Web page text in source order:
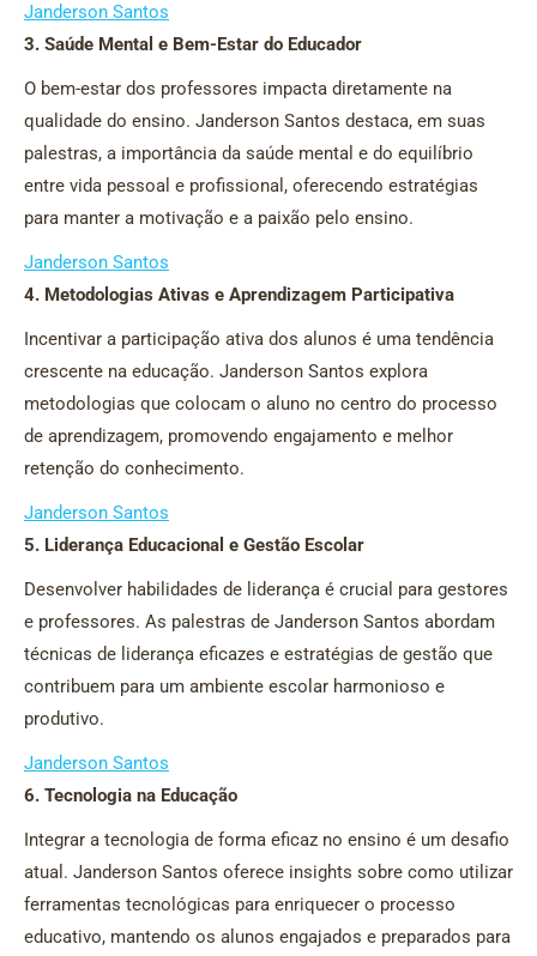
Janderson Santos
3. Saúde Mental e Bem-Estar do Educador
O bem-estar dos professores impacta diretamente na
qualidade do ensino. Janderson Santos destaca, em suas
palestras, a importância da saúde mental e do equilíbrio
entre vida pessoal e profissional, oferecendo estratégias
para manter a motivação e a paixão pelo ensino.
Janderson Santos
4. Metodologias Ativas e Aprendizagem Participativa
Incentivar a participação ativa dos alunos é uma tendência
crescente na educação. Janderson Santos explora
metodologias que colocam o aluno no centro do processo
de aprendizagem, promovendo engajamento e melhor
retenção do conhecimento.
Janderson Santos
5. Liderança Educacional e Gestão Escolar
Desenvolver habilidades de liderança é crucial para gestores
e professores. As palestras de Janderson Santos abordam
técnicas de liderança eficazes e estratégias de gestão que
contribuem para um ambiente escolar harmonioso e
produtivo.
Janderson Santos
6. Tecnologia na Educação
Integrar a tecnologia de forma eficaz no ensino é um desafio
atual. Janderson Santos oferece insights sobre como utilizar
ferramentas tecnológicas para enriquecer o processo
educativo, mantendo os alunos engajados e preparados para